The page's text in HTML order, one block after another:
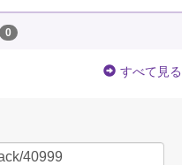
0
すべて見る